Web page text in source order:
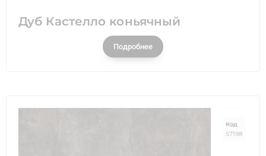
Дуб Кастелло коньячный
Подробнее
Код
57198